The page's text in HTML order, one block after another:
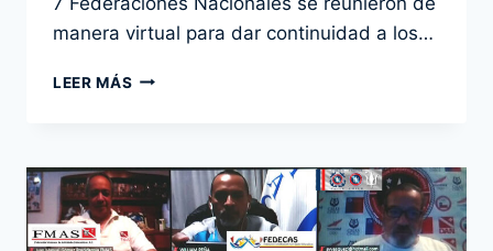
manera virtual para dar continuidad a los…
LEER MÁS SEGUNDA
DE
FEDERACIONES
DE
CMAS